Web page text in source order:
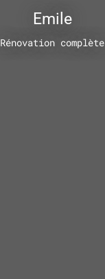
Emile
Rénovation complète